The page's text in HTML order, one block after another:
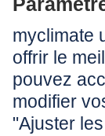
Impressum
Conditions
CGV
Protection